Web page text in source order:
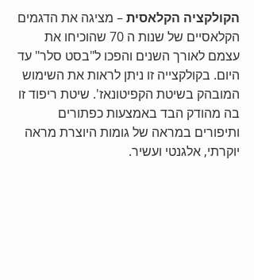
הקולקציה הקלאסית – מציגה את הדגמים
הקלאסיים של שנות ה 70 שהוכיחו את
עצמם לאורך השנים והפכו ל"בסט סלר" עד
היום. בקולקצייה זו ניתן לראות את השימוש
המובהק בשיטת הקפיטונאז'. שיטת ריפוד זו
בה מהודק הבד באמצעות כפתורים
ותיפורים במראה של גומות היוצרת מראה
יוקרתי, אלגנטי ועשיר.